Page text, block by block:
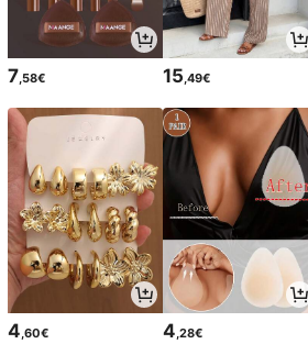
7 ,58€ 15 ,49€
4,60€ 4,28€